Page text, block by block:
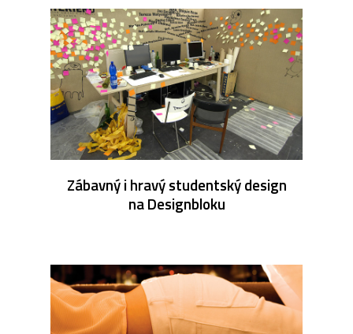
Zábavný i hravý studentský design
na Designbloku